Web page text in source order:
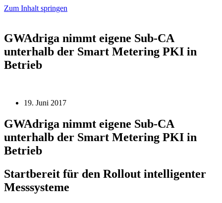
Zum Inhalt springen
GWAdriga nimmt eigene Sub-CA
unterhalb der Smart Metering PKI in
Betrieb
19. Juni 2017
GWAdriga nimmt eigene Sub-CA
unterhalb der Smart Metering PKI in
Betrieb
Startbereit für den Rollout intelligenter
Messsysteme